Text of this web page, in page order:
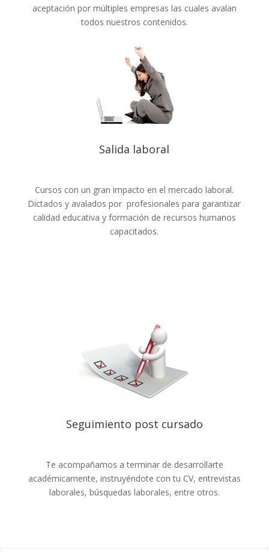
aceptación por múltiples empresas las cuales avalan
todos nuestros contenidos.
Salida laboral
Cursos con un gran impacto en el mercado laboral.
Dictados y avalados por profesionales para garantizar
calidad educativa y formación de recursos humanos
capacitados.
Seguimiento post cursado
Te acompañamos a terminar de desarrollarte
académicamente, instruyéndote con tu CV, entrevistas
laborales, búsquedas laborales, entre otros.